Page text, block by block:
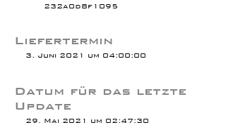
232a0d8f1095
Liefertermin
3. Juni 2021 um 04:00:00
Datum für das letzte
Update
29. Mai 2021 um 02:47:30